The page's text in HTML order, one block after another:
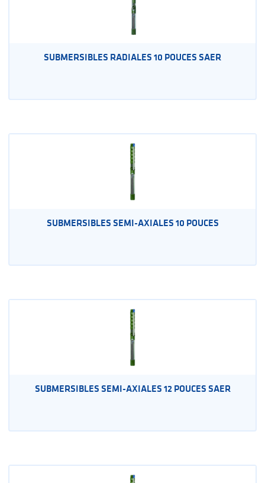
SUBMERSIBLES RADIALES 10 POUCES SAER
SUBMERSIBLES SEMI-AXIALES 10 POUCES
SUBMERSIBLES SEMI-AXIALES 12 POUCES SAER